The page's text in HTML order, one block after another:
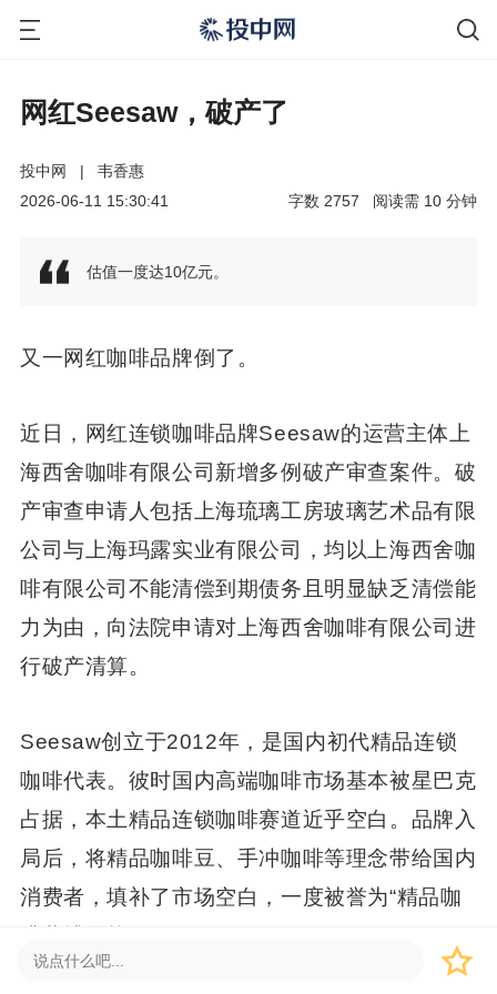
网红Seesaw，破产了
投中网 |
韦香惠
2026-06-11 15:30:41
分钟
10
阅读需
2757
字数
估值一度达10亿元。
又一网红咖啡品牌倒了。
近日，网红连锁咖啡品牌Seesaw的运营主体上
海西舍咖啡有限公司新增多例破产审查案件。破
产审查申请人包括上海琉璃工房玻璃艺术品有限
公司与上海玛露实业有限公司，均以上海西舍咖
啡有限公司不能清偿到期债务且明显缺乏清偿能
力为由，向法院申请对上海西舍咖啡有限公司进
行破产清算。
Seesaw创立于2012年，是国内初代精品连锁
咖啡代表。彼时国内高端咖啡市场基本被星巴克
占据，本土精品连锁咖啡赛道近乎空白。品牌入
局后，将精品咖啡豆、手冲咖啡等理念带给国内
消费者，填补了市场空白，一度被誉为“精品咖